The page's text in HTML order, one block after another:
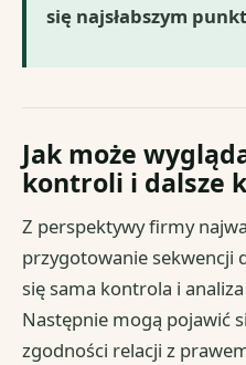
się najsłabszym
Jak może
kontroli i dalsze
Z perspektywy firmy
przygotowanie sekwencji
się sama kontrola i
Następnie mogą pojawić
zgodności relacji z